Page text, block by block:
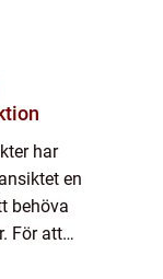
har
en
behöva
För att